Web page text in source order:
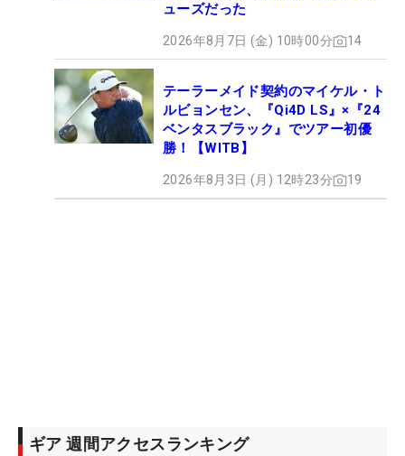
ューズだった
2026年8月7日 (金) 10時00分 14
テーラーメイド契約のマイケル・ト
ルビョンセン、『Qi4D LS』×『24
ベンタスブラック』でツアー初優
勝！【WITB】
2026年8月3日 (月) 12時23分 19
ギア 週間アクセスランキング